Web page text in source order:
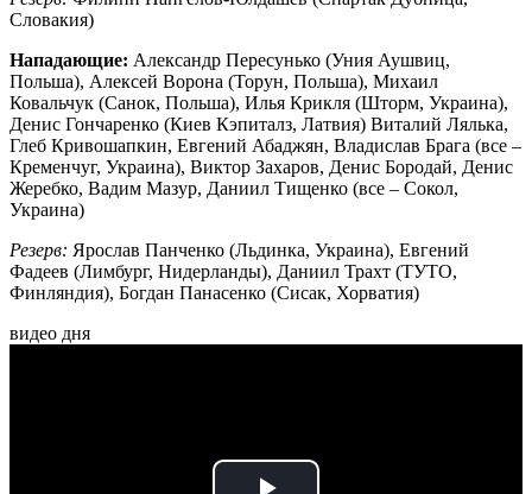
Словакия)
Нападающие: Александр Пересунько (Уния Аушвиц,
Польша), Алексей Ворона (Торун, Польша), Михаил
Ковальчук (Санок, Польша), Илья Крикля (Шторм, Украина),
Денис Гончаренко (Киев Кэпиталз, Латвия) Виталий Лялька,
Глеб Кривошапкин, Евгений Абаджян, Владислав Брага (все –
Кременчуг, Украина), Виктор Захаров, Денис Бородай, Денис
Жеребко, Вадим Мазур, Даниил Тищенко (все – Сокол,
Украина)
Резерв: Ярослав Панченко (Льдинка, Украина), Евгений
Фадеев (Лимбург, Нидерланды), Даниил Трахт (ТУТО,
Финляндия), Богдан Панасенко (Сисак, Хорватия)
видео дня